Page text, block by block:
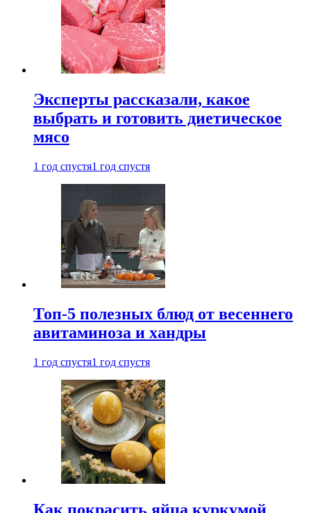
Эксперты рассказали, какое
выбрать и готовить диетическое
мясо
1 год спустя1 год спустя
Топ-5 полезных блюд от весеннего
авитаминоза и хандры
1 год спустя1 год спустя
Как покрасить яйца куркумой